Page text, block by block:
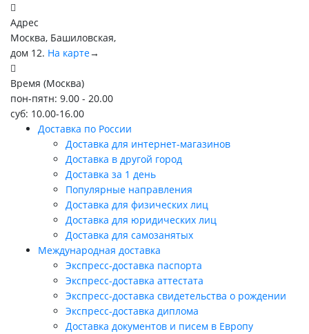
Адрес
Москва, Башиловская,
дом 12. На карте→
Время (Москва)
пон-пятн: 9.00 - 20.00
суб: 10.00-16.00
Доставка по России
Доставка для интернет-магазинов
Доставка в другой город
Доставка за 1 день
Популярные направления
Доставка для физических лиц
Доставка для юридических лиц
Доставка для самозанятых
Международная доставка
Экспресс-доставка паспорта
Экспресс-доставка аттестата
Экспресс-доставка свидетельства о рождении
Экспресс-доставка диплома
Доставка документов и писем в Европу